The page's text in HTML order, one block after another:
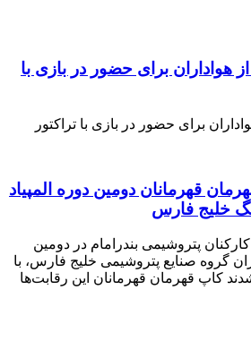
هواداران برای حضور در بازی با
برای حضور در بازی با تراکتور
قهرمانان دومین دوره المپیاد
خلیج فارس
پتروشیمی بندرامام در دومین
گروه صنایع پتروشیمی خلیج فارس، با
کاپ قهرمان قهرمانان این رقابت‌ها